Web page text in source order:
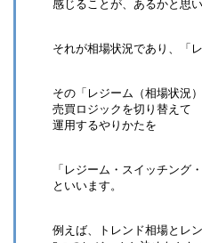
感じることが、あるかと思い
それが相場状況であり、「
その「レジーム（相場状況
売買ロジックを切り替えて
運用するやりかたを
「レジーム・スイッチング
といいます。
例えば、トレンド相場とレ